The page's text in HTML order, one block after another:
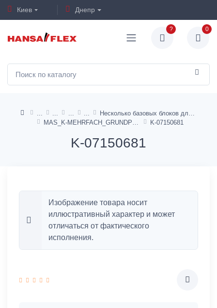
Киев Днепр
? 0
K-07150681
K-07150681
Изображение товара носит
иллюстративный характер и может
отличаться от фактического
исполнения.